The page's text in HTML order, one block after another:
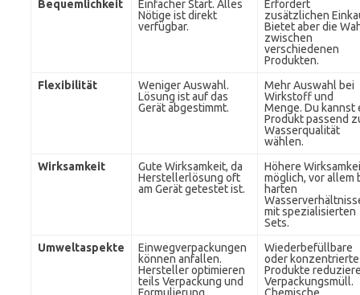
Bequemlichkeit
Einfacher Start. Alles
Nötige ist direkt
verfügbar.
Erfordert
zusätzlichen
Bietet aber die
zwischen
verschiedenen
Produkten.
Flexibilität
Weniger Auswahl.
Lösung ist auf das
Gerät abgestimmt.
Mehr Auswahl bei
Wirkstoff und
Menge. Du kannst
Produkt passend
Wasserqualität
wählen.
Wirksamkeit
Gute Wirksamkeit, da
Herstellerlösung oft
am Gerät getestet ist.
Höhere
möglich, vor allem
harten
mit spezialisierten
Sets.
Umweltaspekte
Einwegverpackungen
können anfallen.
Hersteller optimieren
teils Verpackung und
Wiederbefüllbare
oder konzentrierte
Produkte
Verpackungsmüll.